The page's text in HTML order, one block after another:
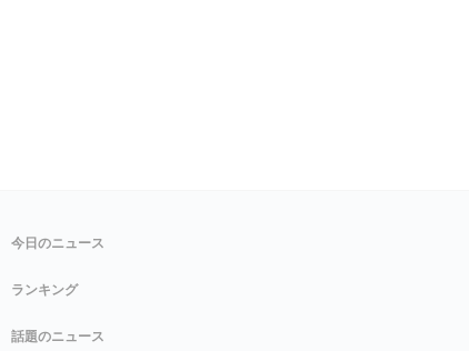
今日のニュース
ランキング
話題のニュース